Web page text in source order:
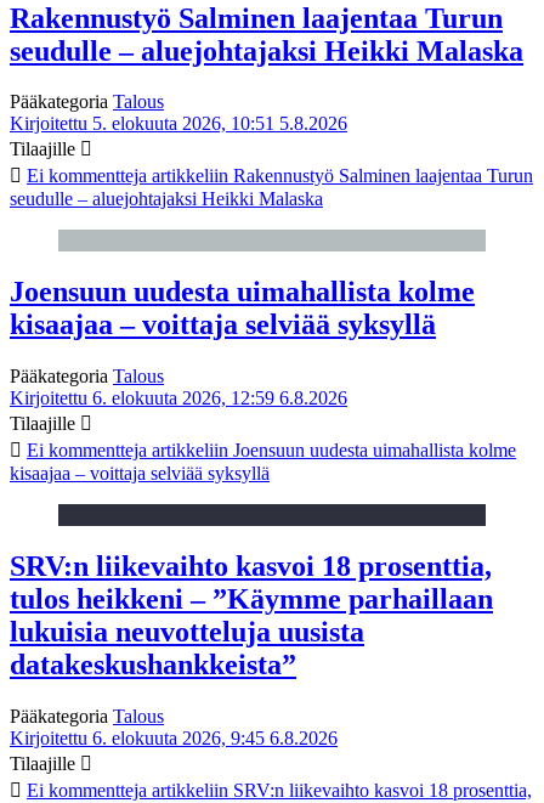
Rakennustyö Salminen laajentaa Turun
seudulle – aluejohtajaksi Heikki Malaska
Pääkategoria Talous
Kirjoitettu 5. elokuuta 2026, 10:51 5.8.2026
Tilaajille
Ei kommentteja artikkeliin Rakennustyö Salminen laajentaa Turun
seudulle – aluejohtajaksi Heikki Malaska
Joensuun uudesta uimahallista kolme
kisaajaa – voittaja selviää syksyllä
Pääkategoria Talous
Kirjoitettu 6. elokuuta 2026, 12:59 6.8.2026
Tilaajille
Ei kommentteja artikkeliin Joensuun uudesta uimahallista kolme
kisaajaa – voittaja selviää syksyllä
SRV:n liikevaihto kasvoi 18 prosenttia,
tulos heikkeni – ”Käymme parhaillaan
lukuisia neuvotteluja uusista
datakeskushankkeista”
Pääkategoria Talous
Kirjoitettu 6. elokuuta 2026, 9:45 6.8.2026
Tilaajille
Ei kommentteja artikkeliin SRV:n liikevaihto kasvoi 18 prosenttia,